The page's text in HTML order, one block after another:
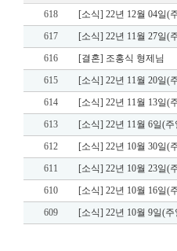
618
[소식] 22년 12월 04일(
617
[소식] 22년 11월 27일(
616
[결혼] 조홍식 형제님
615
[소식] 22년 11월 20일(
614
[소식] 22년 11월 13일(
613
[소식] 22년 11월 6일(주
612
[소식] 22년 10월 30일(
611
[소식] 22년 10월 23일(
610
[소식] 22년 10월 16일(
609
[소식] 22년 10월 9일(주